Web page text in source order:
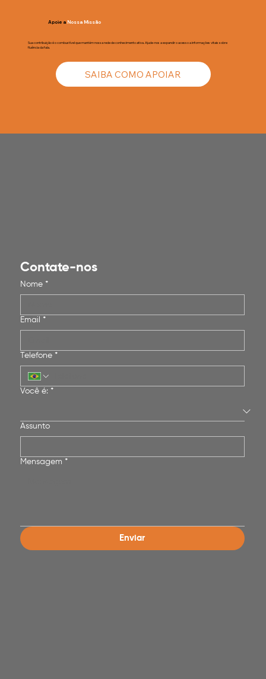
Apoie a Nossa Missão
Sua contribuição é o combustível que mantém nossa rede de conhecimento ativa. Ajude-nos a expandir o acesso a informações vitais sobre
fluência da fala.
SAIBA COMO APOIAR
Contate-nos
Nome *
Email *
Telefone *
Você é: *
Assunto
Mensagem *
Enviar